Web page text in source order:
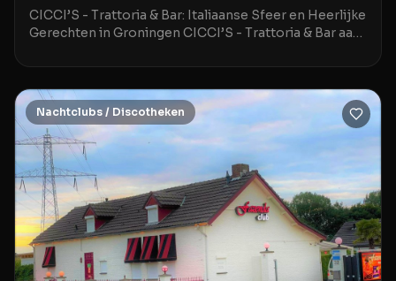
CICCI’S - Trattoria & Bar: Italiaanse Sfeer en Heerlijke
Gerechten in Groningen CICCI’S - Trattoria & Bar aan
Nachtclubs / Discotheken